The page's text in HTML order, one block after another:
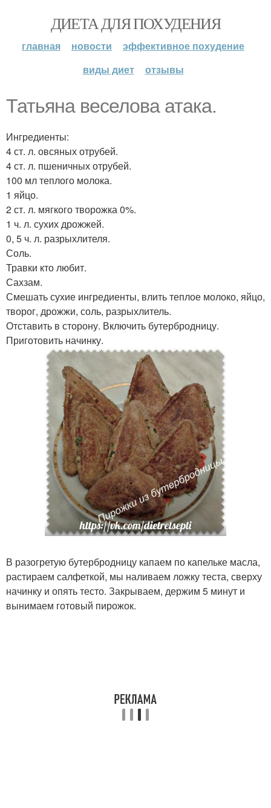
ДИЕТА ДЛЯ ПОХУДЕНИЯ
главная новости
эффективное похудение
виды диет
отзывы
Татьяна веселова атака.
Ингредиенты:
4 ст. л. овсяных отрубей.
4 ст. л. пшеничных отрубей.
100 мл теплого молока.
1 яйцо.
2 ст. л. мягкого творожка 0%.
1 ч. л. сухих дрожжей.
0, 5 ч. л. разрыхлителя.
Соль.
Травки кто любит.
Сахзам.
Смешать сухие ингредиенты, влить теплое молоко, яйцо,
творог, дрожжи, соль, разрыхлитель.
Отставить в сторону. Включить бутербродницу.
Приготовить начинку.
В разогретую бутербродницу капаем по капельке масла,
растираем салфеткой, мы наливаем ложку теста, сверху
начинку и опять тесто. Закрываем, держим 5 минут и
вынимаем готовый пирожок.